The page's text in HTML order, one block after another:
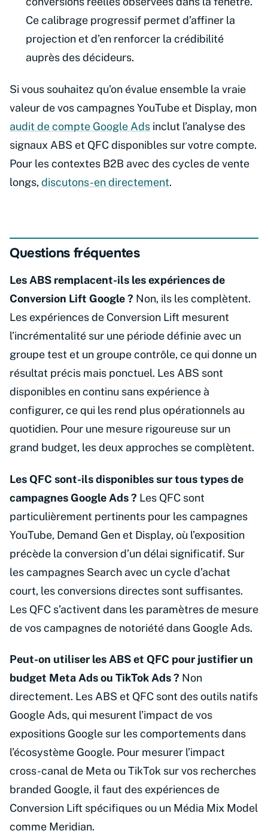
Ce calibrage progressif permet d’affiner la
projection et d’en renforcer la crédibilité
auprès des décideurs.
Si vous souhaitez qu’on évalue ensemble la vraie
valeur de vos campagnes YouTube et Display, mon
audit de compte Google Ads inclut l’analyse des
signaux ABS et QFC disponibles sur votre compte.
Pour les contextes B2B avec des cycles de vente
longs, discutons-en directement.
Questions fréquentes
Les ABS remplacent-ils les expériences de
Conversion Lift Google ? Non, ils les complètent.
Les expériences de Conversion Lift mesurent
l’incrémentalité sur une période définie avec un
groupe test et un groupe contrôle, ce qui donne un
résultat précis mais ponctuel. Les ABS sont
disponibles en continu sans expérience à
configurer, ce qui les rend plus opérationnels au
quotidien. Pour une mesure rigoureuse sur un
grand budget, les deux approches se complètent.
Les QFC sont-ils disponibles sur tous types de
campagnes Google Ads ? Les QFC sont
particulièrement pertinents pour les campagnes
YouTube, Demand Gen et Display, où l’exposition
précède la conversion d’un délai significatif. Sur
les campagnes Search avec un cycle d’achat
court, les conversions directes sont suffisantes.
Les QFC s’activent dans les paramètres de mesure
de vos campagnes de notoriété dans Google Ads.
Peut-on utiliser les ABS et QFC pour justifier un
budget Meta Ads ou TikTok Ads ? Non
directement. Les ABS et QFC sont des outils natifs
Google Ads, qui mesurent l’impact de vos
expositions Google sur les comportements dans
l’écosystème Google. Pour mesurer l’impact
cross-canal de Meta ou TikTok sur vos recherches
branded Google, il faut des expériences de
Conversion Lift spécifiques ou un Média Mix Model
comme Meridian.